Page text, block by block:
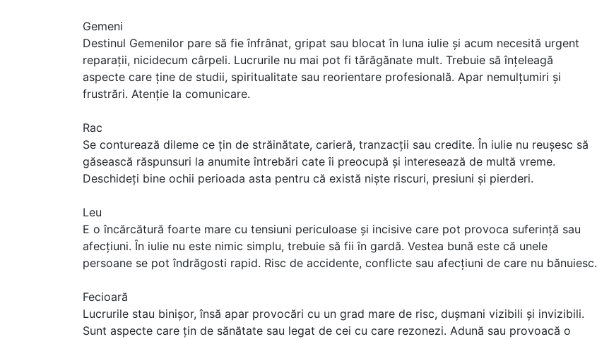
Gemeni
Destinul Gemenilor pare să fie înfrânat, gripat sau blocat în luna iulie și acum necesită urgent
reparații, nicidecum cârpeli. Lucrurile nu mai pot fi tărăgănate mult. Trebuie să înțeleagă
aspecte care ține de studii, spiritualitate sau reorientare profesională. Apar nemulțumiri și
frustrări. Atenție la comunicare.
Rac
Se conturează dileme ce țin de străinătate, carieră, tranzacții sau credite. În iulie nu reușesc să
găsească răspunsuri la anumite întrebări cate îi preocupă și interesează de multă vreme.
Deschideți bine ochii perioada asta pentru că există niște riscuri, presiuni și pierderi.
Leu
E o încărcătură foarte mare cu tensiuni periculoase și incisive care pot provoca suferință sau
afecțiuni. În iulie nu este nimic simplu, trebuie să fii în gardă. Vestea bună este că unele
persoane se pot îndrăgosti rapid. Risc de accidente, conflicte sau afecțiuni de care nu bănuiesc.
Fecioară
Lucrurile stau binișor, însă apar provocări cu un grad mare de risc, dușmani vizibili și invizibili.
Sunt aspecte care țin de sănătate sau legat de cei cu care rezonezi. Adună sau provoacă o